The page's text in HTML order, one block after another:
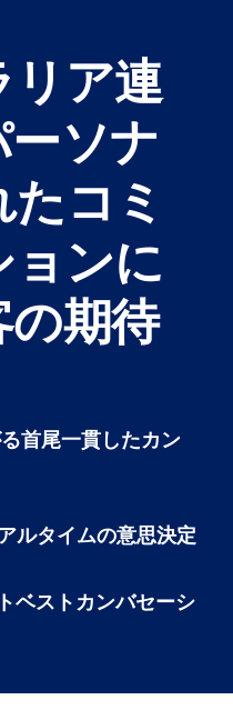
リア連
ソナ
コミ
ョンに
の期待
首尾一貫したカン
ルタイムの意思決定
ベストカンバセーシ